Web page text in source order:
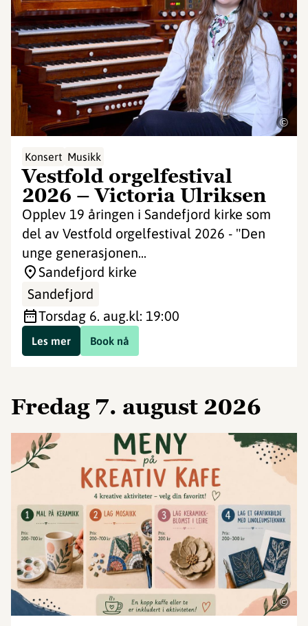
©
Konsert Musikk
Vestfold orgelfestival
2026 – Victoria Ulriksen
Opplev 19 åringen i Sandefjord kirke som
del av Vestfold orgelfestival 2026 - "Den
unge generasjonen...
Sandefjord kirke
Sandefjord
torsdag 6. aug.kl: 19:00
Book nå
Les mer
fredag 7. august 2026
©